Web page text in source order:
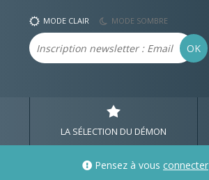
MODE CLAIR MODE SOMBRE
Email OK
LA SÉLECTION DU DÉMON
Pensez à vous connecter